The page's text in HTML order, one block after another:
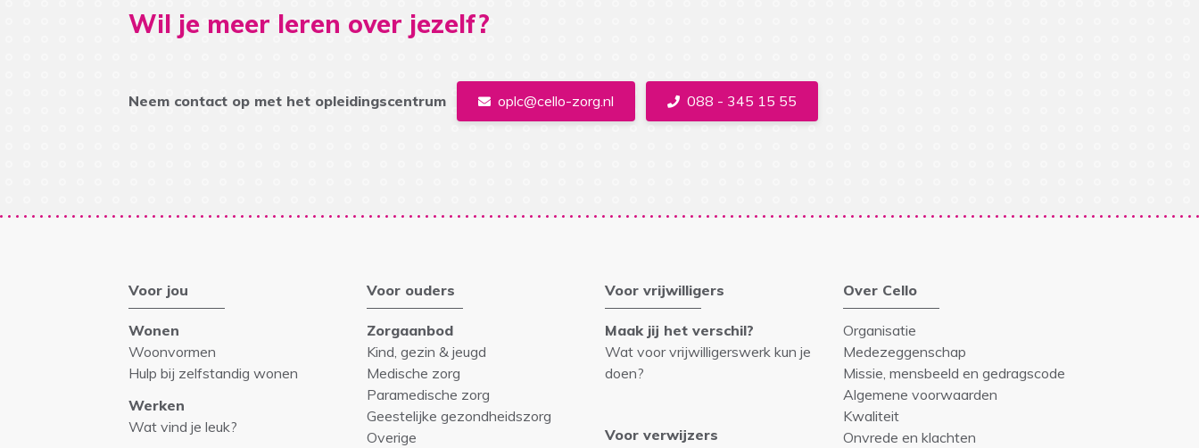
Wil je meer leren over jezelf?
Neem contact op met het opleidingscentrum oplc@cello-zorg.nl 088 - 345 15 55
Voor jou
Wonen
Woonvormen
Hulp bij zelfstandig wonen
Werken
Wat vind je leuk?
Voor ouders
Zorgaanbod
Kind, gezin & jeugd
Medische zorg
Paramedische zorg
Geestelijke gezondheidszorg
Overige
Voor vrijwilligers
Maak jij het verschil?
Wat voor vrijwilligerswerk kun je
doen?
Voor verwijzers
Over Cello
Organisatie
Medezeggenschap
Missie, mensbeeld en gedragscode
Algemene voorwaarden
Kwaliteit
Onvrede en klachten